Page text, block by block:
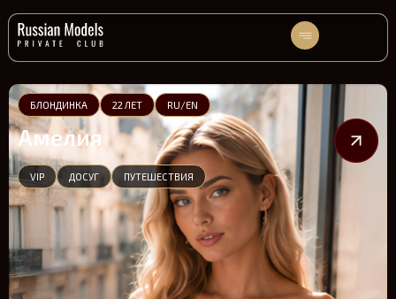
БЛОНДИНКА 22 ЛЕТ RU/EN
Амелия
VIP ДОСУГ ПУТЕШЕСТВИЯ